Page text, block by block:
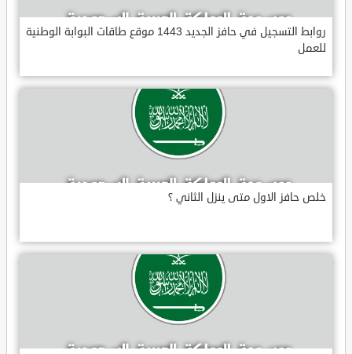
روابط التسجيل في حافز الجديد 1443 موقع طاقات البوابة الوطنية
للعمل
خلص حافز الاول متى ينزل الثاني ؟